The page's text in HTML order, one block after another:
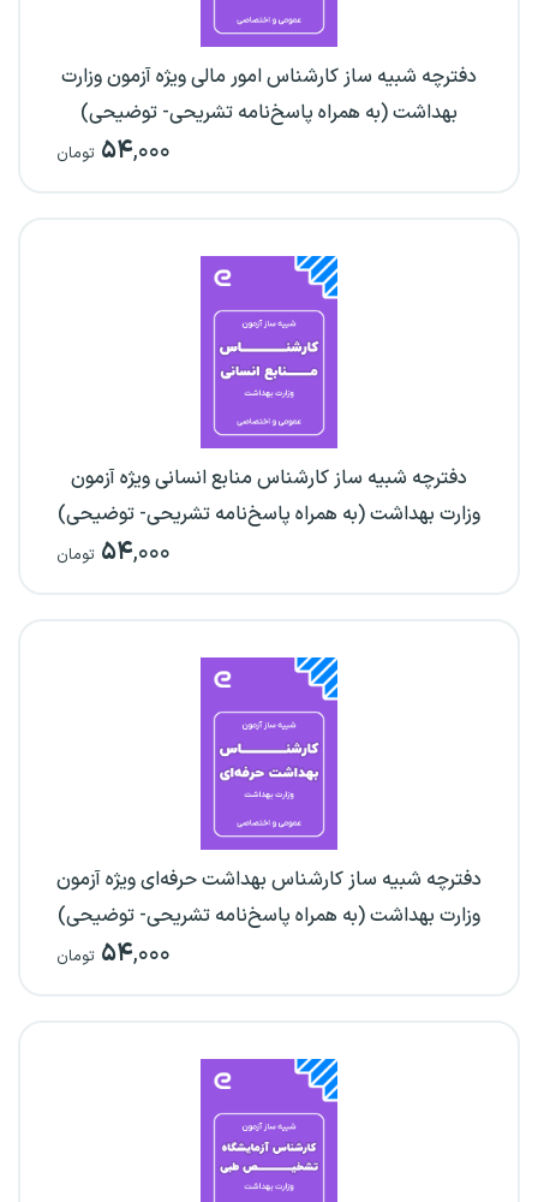
دفترچه شبیه ساز کارشناس امور مالی ویژه آزمون وزارت
بهداشت (به همراه پاسخ‌نامه تشریحی- توضیحی)
۵۴,۰۰۰ تومان
دفترچه شبیه ساز کارشناس منابع انسانی ویژه آزمون
وزارت بهداشت (به همراه پاسخ‌نامه تشریحی- توضیحی)
۵۴,۰۰۰ تومان
دفترچه شبیه ساز کارشناس بهداشت حرفه‌ای ویژه آزمون
وزارت بهداشت (به همراه پاسخ‌نامه تشریحی- توضیحی)
۵۴,۰۰۰ تومان